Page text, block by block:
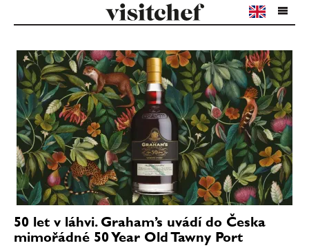
50 let v láhvi. Graham’s uvádí do Česka
mimořádné 50 Year Old Tawny Port